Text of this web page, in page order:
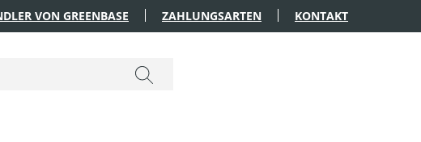
VON GREENBASE ZAHLUNGSARTEN KONTAKT